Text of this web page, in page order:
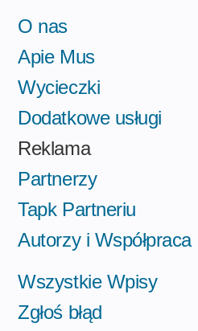
O nas
Apie Mus
Wycieczki
Dodatkowe usługi
Reklama
Partnerzy
Tapk Partneriu
Autorzy i Współpraca
Wszystkie Wpisy
Zgłoś błąd